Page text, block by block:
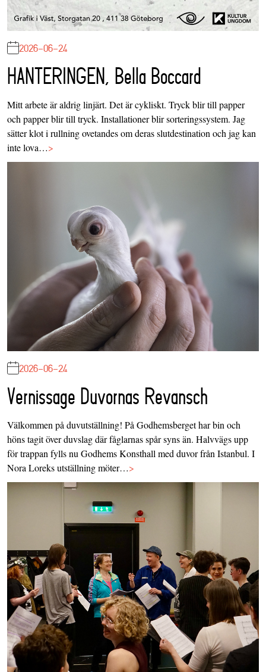
2026-06-24
HANTERINGEN, Bella Boccard
Mitt arbete är aldrig linjärt. Det är cykliskt. Tryck blir till papper
och papper blir till tryck. Installationer blir sorteringssystem. Jag
sätter klot i rullning ovetandes om deras slutdestination och jag kan
inte lova…>
2026-06-24
Vernissage Duvornas Revansch
Välkommen på duvutställning! På Godhemsberget har bin och
höns tagit över duvslag där fåglarnas spår syns än. Halvvägs upp
för trappan fylls nu Godhems Konsthall med duvor från Istanbul. I
Nora Loreks utställning möter…>